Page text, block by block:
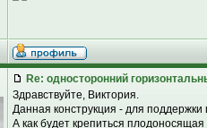
Re: односторонний
Здравствуйте, Виктория.
Данная конструкция - для
А как будет крепиться плодоносящая